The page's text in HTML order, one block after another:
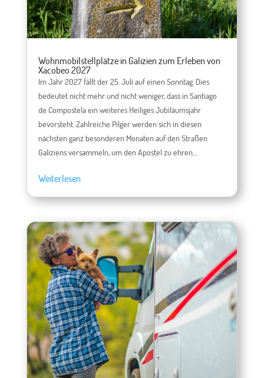
Wohnmobilstellplätze in Galizien zum Erleben von
Xacobeo 2027
Im Jahr 2027 fällt der 25. Juli auf einen Sonntag. Dies
bedeutet nicht mehr und nicht weniger, dass in Santiago
de Compostela ein weiteres Heiliges Jubiläumsjahr
bevorsteht. Zahlreiche Pilger werden sich in diesen
nächsten ganz besonderen Monaten auf den Straßen
Galiziens versammeln, um den Apostel zu ehren....
Weiterlesen